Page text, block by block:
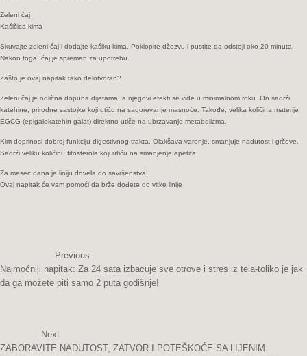
Zeleni čaj
Kašičica kima
Skuvajte zeleni čaj i dodajte kašiku kima. Poklopite džezvu i pustite da odstoji oko 20 minuta.
Nakon toga, čaj je spreman za upotrebu.
Zašto je ovaj napitak tako delotvoran?
Zeleni čaj je odlična dopuna dijetama, a njegovi efekti se vide u minimalnom roku. On sadrži
katehine, prirodne sastojke koji utiču na sagorevanje masnoće. Takođe, velika količina materije
EGCG (epigalokatehin galat) direktno utiče na ubrzavanje metabolizma.
Kim doprinosi dobroj funkciju digestivnog trakta. Olakšava varenje, smanjuje nadutost i grčeve.
Sadrži veliku količinu fitosterola koji utiču na smanjenje apetita.
Za mesec dana je liniju dovela do savršenstva!
Ovaj napitak će vam pomoći da brže dođete do vitke linije
Previous
Najmoćniji napitak: Za 24 sata izbacuje sve otrove i stres iz tela-toliko je jak
da ga možete piti samo 2 puta godišnje!
Next
ZABORAVITE NADUTOST, ZATVOR I POTEŠKOĆE SA LIJENIM